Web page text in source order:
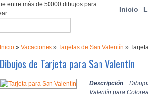
Inicio
entre más de 50000 dibujos para
Inicio » Vacaciones » Tarjetas de San Valentín »
Dibujos de Tarjeta para San Valentín
Descripción :
Valentín para